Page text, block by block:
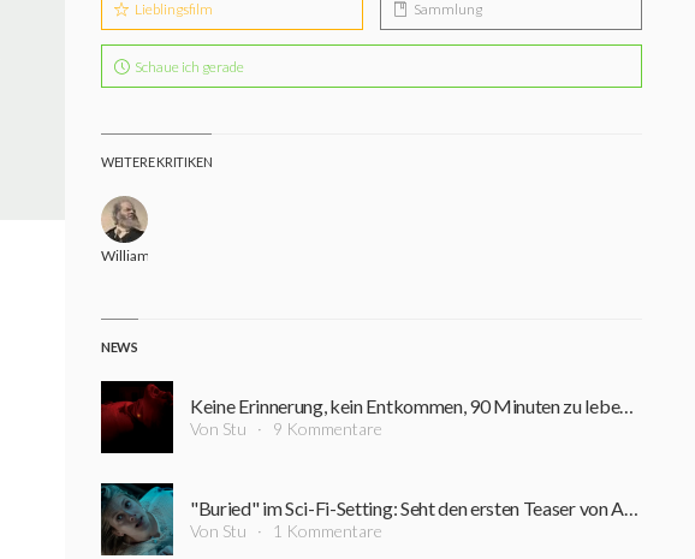
Lieblingsfilm Sammlung
Schaue ich gerade
WEITERE KRITIKEN
WilliamWhyler
NEWS
Keine Erinnerung, kein Entkommen, 90 Minuten zu leben: Trailer zu Netflix' "Oxygen" erschienen
Von Stu 9 Kommentare
Von Stu 1 Kommentare